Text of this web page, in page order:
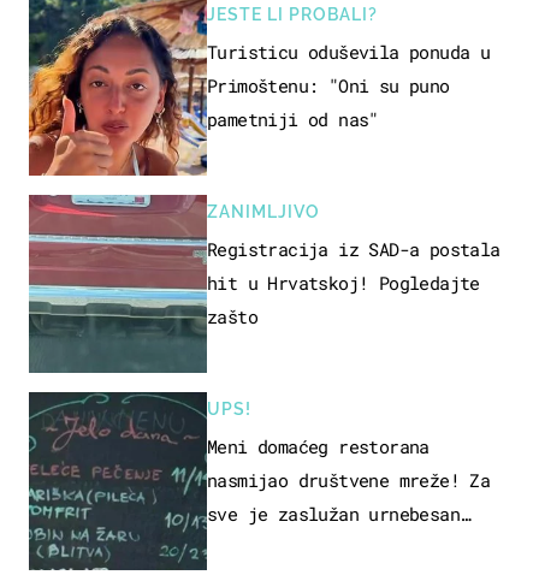
JESTE LI PROBALI?
Turisticu oduševila ponuda u
Primoštenu: "Oni su puno
pametniji od nas"
ZANIMLJIVO
Registracija iz SAD-a postala
hit u Hrvatskoj! Pogledajte
zašto
UPS!
Meni domaćeg restorana
nasmijao društvene mreže! Za
sve je zaslužan urnebesan